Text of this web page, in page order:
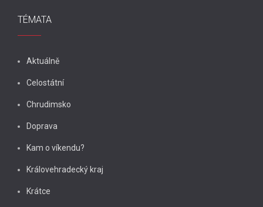
TÉMATA
Aktuálně
Celostátní
Chrudimsko
Doprava
Kam o víkendu?
Královehradecký kraj
Krátce